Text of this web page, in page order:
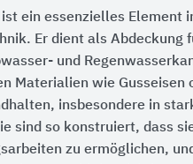
ist ein essenzielles
Er dient als Abdeckung
und
Materialien wie
insbesondere in
sind so konstruiert, dass
zu ermöglichen,